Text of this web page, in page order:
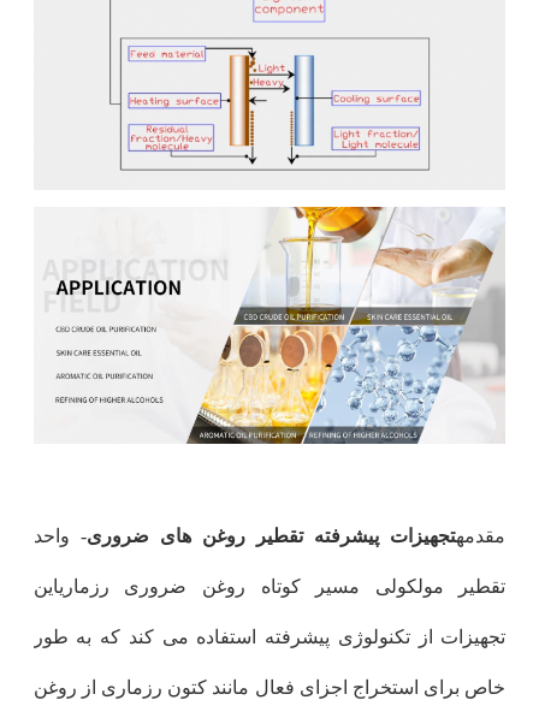
مقدمهتجهیزات پیشرفته تقطیر روغن های ضروری- واحد
تقطیر مولکولی مسیر کوتاه روغن ضروری رزماریاین
تجهیزات از تکنولوژی پیشرفته استفاده می کند که به طور
خاص برای استخراج اجزای فعال مانند کتون رزماری از روغن